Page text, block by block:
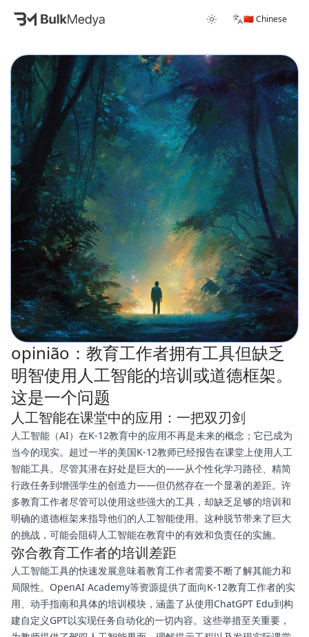
🇨🇳 Chinese
opinião：教育工作者拥有工具但缺乏
明智使用人工智能的培训或道德框架。
这是一个问题
人工智能在课堂中的应用：一把双刃剑
人工智能（AI）在K-12教育中的应用不再是未来的概念；它已成为
当今的现实。超过一半的美国K-12教师已经报告在课堂上使用人工
智能工具。尽管其潜在好处是巨大的——从个性化学习路径、精简
行政任务到增强学生的创造力——但仍然存在一个显著的差距。许
多教育工作者尽管可以使用这些强大的工具，却缺乏足够的培训和
明确的道德框架来指导他们的人工智能使用。这种脱节带来了巨大
的挑战，可能会阻碍人工智能在教育中的有效和负责任的实施。
弥合教育工作者的培训差距
人工智能工具的快速发展意味着教育工作者需要不断了解其能力和
局限性。OpenAI Academy等资源提供了面向K-12教育工作者的实
用、动手指南和具体的培训模块，涵盖了从使用ChatGPT Edu到构
建自定义GPT以实现任务自动化的一切内容。这些举措至关重要，